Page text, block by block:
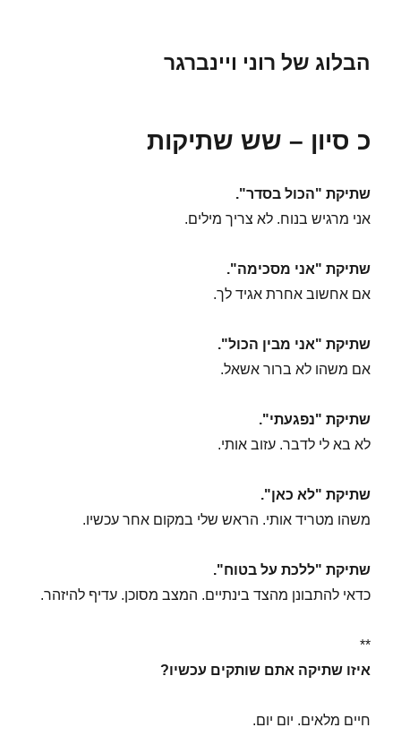
הבלוג של רוני ויינברגר
כ סיון – שש שתיקות
שתיקת "הכול בסדר".
אני מרגיש בנוח. לא צריך מילים.
שתיקת "אני מסכימה".
אם אחשוב אחרת אגיד לך.
שתיקת "אני מבין הכול".
אם משהו לא ברור אשאל.
שתיקת "נפגעתי".
לא בא לי לדבר. עזוב אותי.
שתיקת "לא כאן".
משהו מטריד אותי. הראש שלי במקום אחר עכשיו.
שתיקת "ללכת על בטוח".
כדאי להתבונן מהצד בינתיים. המצב מסוכן. עדיף להיזהר.
**
איזו שתיקה אתם שותקים עכשיו?
חיים מלאים. יום יום.